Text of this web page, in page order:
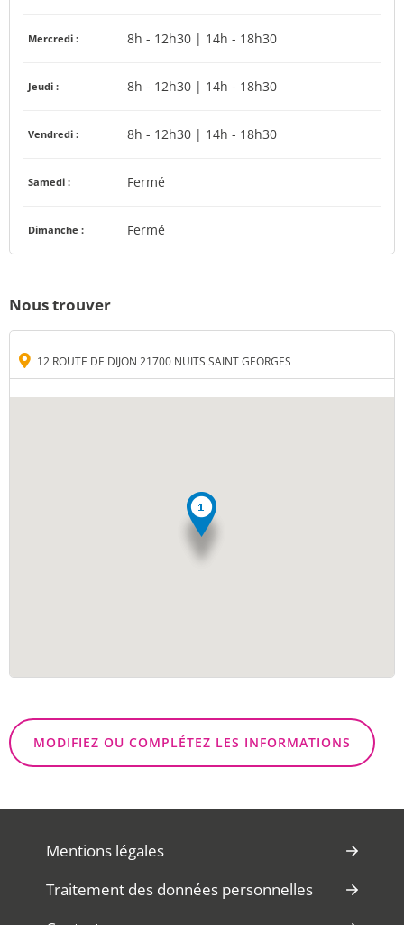
Mercredi : 8h - 12h30 | 14h - 18h30
Jeudi : 8h - 12h30 | 14h - 18h30
Vendredi : 8h - 12h30 | 14h - 18h30
Samedi : Fermé
Dimanche : Fermé
Nous trouver
12 ROUTE DE DIJON 21700 NUITS SAINT GEORGES
MODIFIEZ OU COMPLÉTEZ LES INFORMATIONS
Mentions légales
Traitement des données personnelles